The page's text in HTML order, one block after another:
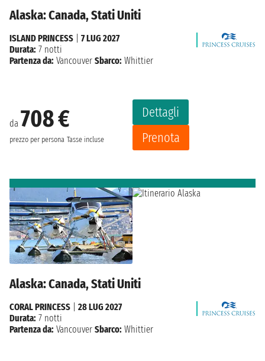
Alaska: Canada, Stati Uniti
da 708 €
prezzo per persona Tasse incluse
Dettagli
Prenota
ISLAND PRINCESS
7 LUG 2027
Durata: 7 notti
Partenza da: Vancouver Sbarco: Whittier
Alaska: Canada, Stati Uniti
CORAL PRINCESS
28 LUG 2027
Durata: 7 notti
Partenza da: Vancouver Sbarco: Whittier